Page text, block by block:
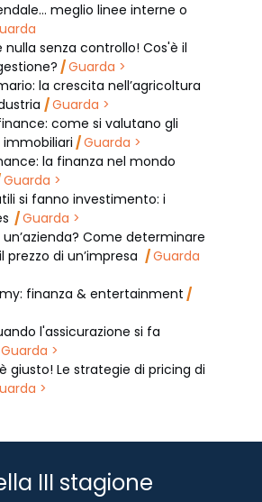
meglio linee interne o
nulla senza controllo! Cos'è il
/Guarda >
la crescita nell’agricoltura
/Guarda >
come si valutano gli
/Guarda >
la finanza nel mondo
Guarda >
si fanno investimento: i
/Guarda >
Come determinare
prezzo di un’impresa /Guarda
finanza & entertainment /
l'assicurazione si fa
Guarda >
giusto! Le strategie di pricing di
>
III stagione